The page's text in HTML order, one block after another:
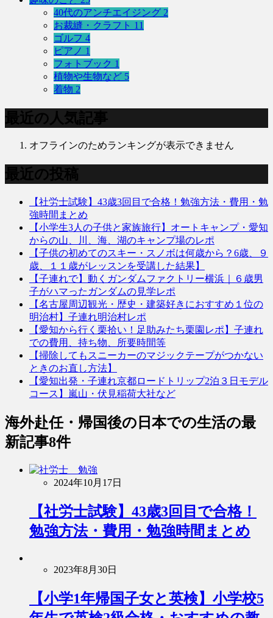
40代のアンチエイジング 2
お裁縫・クラフト 11
ゴルフ 4
ピアノ 1
フォトブック 1
植物や生物など 5
着物 2
最近の人気記事
オフラインのためランキングが表示できません
最近の投稿
【社労士試験】43歳3回目で合格！勉強方法・費用・勉
強時間まとめ
【小学生3人の子供と家族旅行】オートキャンプ・愛知
からの山、川、海、湖のキャンプ場のレポ
【子供の初めてのスキー・スノボは何歳から？6歳、９
歳、１１歳がレッスンを受講した結果】
【子連れで】動くガンダムファクトリー横浜｜６歳男
子がハマったガンダムの見学レポ
【名古屋周辺観光・歴史・建築好きにおすすめ１位の
明治村】子連れ明治村レポ
【愛知から行く栗拾い！足助みたち栗園レポ】子連れ
での費用、持ち物、所要時間等
【掃除してもスニーカーのマジックテープがつかない
ときのお直し方法】
【愛知出発・子連れ京都ロードトリップ2泊３日モデル
コース】嵐山・伏見稲荷大社など
海外赴任・帰国後の日本での生活の最
新記事8件
2024年10月17日
【社労士試験】43歳3回目で合格！
勉強方法・費用・勉強時間まとめ
2023年8月30日
【小学1年帰国子女と英検】小学校5